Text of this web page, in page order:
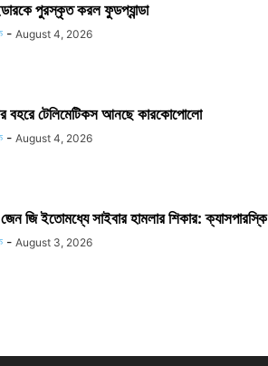
পুরস্কৃত করল ফুডপ্যান্ডা
- August 4, 2026
বহরে টেলিমেটিকস আনছে কারকোপোলো
- August 4, 2026
জেন জি ইতোমধ্যে সাইবার হামলার শিকার: ক্যাসপারস্কি
- August 3, 2026